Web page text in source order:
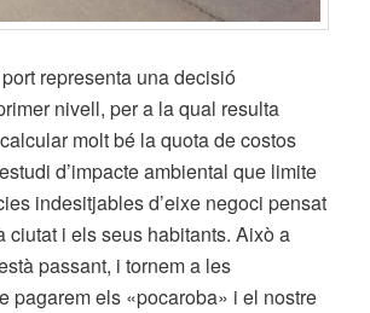
representa una decisió
nivell, per a la qual resulta
molt bé la quota de costos
d’impacte ambiental que limite
indesitjables d’eixe negoci pensat
ciutat i els seus habitants. Això a
passant, i tornem a les
pagarem els «pocaroba» i el nostre